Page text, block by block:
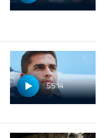
55:14